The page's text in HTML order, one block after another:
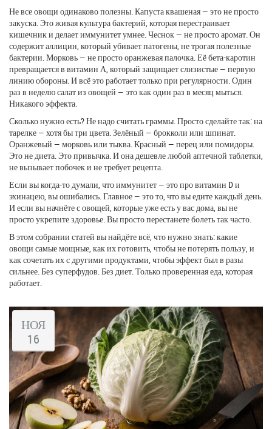
Не все овощи одинаково полезны. Капуста квашеная — это не просто
закуска. Это живая культура бактерий, которая перестраивает
кишечник и делает иммунитет умнее. Чеснок — не просто аромат. Он
содержит аллицин, который убивает патогены, не трогая полезные
бактерии. Морковь — не просто оранжевая палочка. Её бета-каротин
превращается в витамин А, который защищает слизистые — первую
линию обороны. И всё это работает только при регулярности. Один
раз в неделю салат из овощей — это как один раз в месяц мыться.
Никакого эффекта.
Сколько нужно есть? Не надо считать граммы. Просто сделайте так: на
тарелке — хотя бы три цвета. Зелёный — брокколи или шпинат.
Оранжевый — морковь или тыква. Красный — перец или помидоры.
Это не диета. Это привычка. И она дешевле любой аптечной таблетки,
не вызывает побочек и не требует рецепта.
Если вы когда-то думали, что иммунитет — это про витамин D и
эхинацею, вы ошибались. Главное — это то, что вы едите каждый день.
И если вы начнёте с овощей, которые уже есть у вас дома, вы не
просто укрепите здоровье. Вы просто перестанете болеть так часто.
В этом собрании статей вы найдёте всё, что нужно знать: какие
овощи самые мощные, как их готовить, чтобы не потерять пользу, и
как сочетать их с другими продуктами, чтобы эффект был в разы
сильнее. Без суперфудов. Без диет. Только проверенная еда, которая
работает.
НОЯ
16